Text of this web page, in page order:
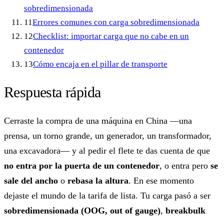
sobredimensionada
11Errores comunes con carga sobredimensionada
12Checklist: importar carga que no cabe en un
contenedor
13Cómo encaja en el pillar de transporte
Respuesta rápida
Cerraste la compra de una máquina en China —una
prensa, un torno grande, un generador, un transformador,
una excavadora— y al pedir el flete te das cuenta de que
no entra por la puerta de un contenedor, o entra pero se
sale del ancho o rebasa la altura. En ese momento
dejaste el mundo de la tarifa de lista. Tu carga pasó a ser
sobredimensionada (OOG, out of gauge), breakbulk